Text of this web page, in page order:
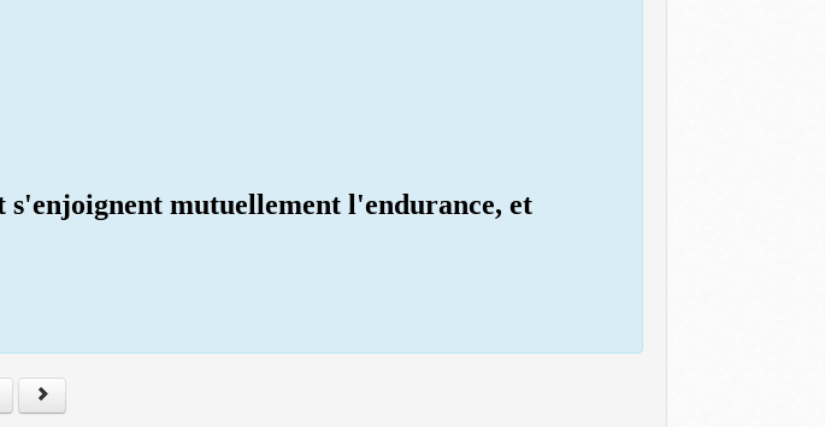
s'enjoignent mutuellement l'endurance, et